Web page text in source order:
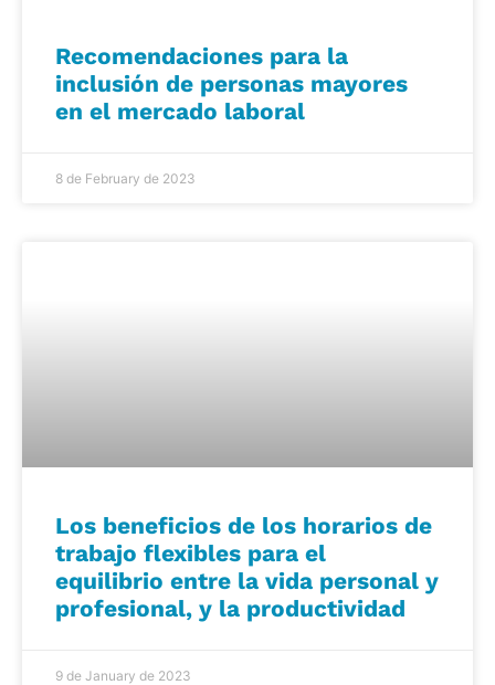
Recomendaciones para la
inclusión de personas mayores
en el mercado laboral
8 de February de 2023
Los beneficios de los horarios de
trabajo flexibles para el
equilibrio entre la vida personal y
profesional, y la productividad
9 de January de 2023